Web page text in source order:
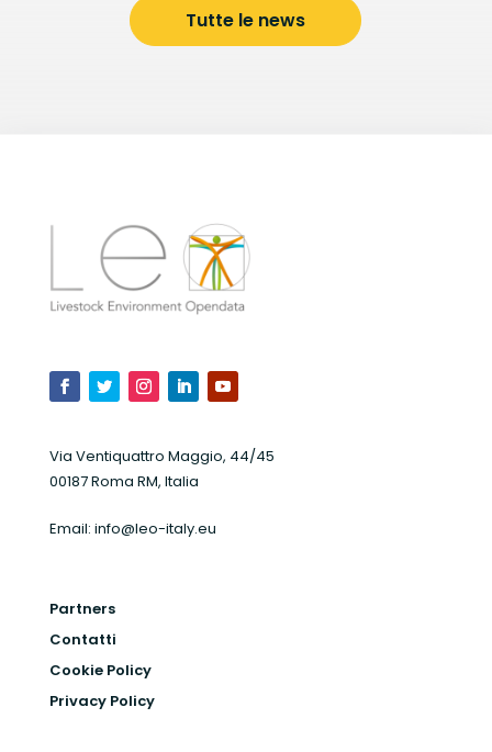
Tutte le news
Via Ventiquattro Maggio, 44/45
00187 Roma RM, Italia
Email: info@leo-italy.eu
Partners
Contatti
Cookie Policy
Privacy Policy